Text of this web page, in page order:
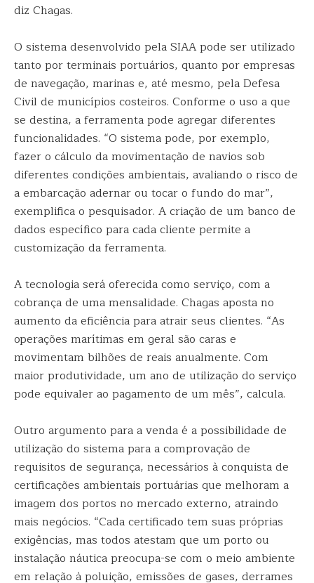
diz Chagas.
O sistema desenvolvido pela SIAA pode ser utilizado
tanto por terminais portuários, quanto por empresas
de navegação, marinas e, até mesmo, pela Defesa
Civil de municípios costeiros. Conforme o uso a que
se destina, a ferramenta pode agregar diferentes
funcionalidades. “O sistema pode, por exemplo,
fazer o cálculo da movimentação de navios sob
diferentes condições ambientais, avaliando o risco de
a embarcação adernar ou tocar o fundo do mar”,
exemplifica o pesquisador. A criação de um banco de
dados específico para cada cliente permite a
customização da ferramenta.
A tecnologia será oferecida como serviço, com a
cobrança de uma mensalidade. Chagas aposta no
aumento da eficiência para atrair seus clientes. “As
operações marítimas em geral são caras e
movimentam bilhões de reais anualmente. Com
maior produtividade, um ano de utilização do serviço
pode equivaler ao pagamento de um mês”, calcula.
Outro argumento para a venda é a possibilidade de
utilização do sistema para a comprovação de
requisitos de segurança, necessários à conquista de
certificações ambientais portuárias que melhoram a
imagem dos portos no mercado externo, atraindo
mais negócios. “Cada certificado tem suas próprias
exigências, mas todos atestam que um porto ou
instalação náutica preocupa-se com o meio ambiente
em relação à poluição, emissões de gases, derrames